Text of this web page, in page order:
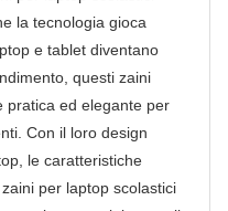
la tecnologia gioca
e tablet diventano
questi zaini
pratica ed elegante per
Con il loro design
le caratteristiche
per laptop scolastici